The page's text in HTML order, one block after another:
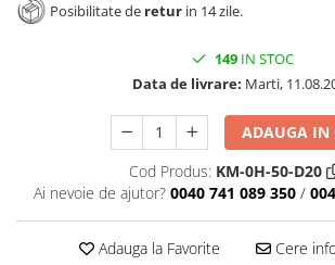
Posibilitate de retur in 14 zile.
149 IN STOC
Data de livrare: Marti,
ADAUGA IN
Cod Produs: KM-0H-50-D20
Ai nevoie de ajutor? 0040 741 089 350 /
Adauga la Favorite Cere